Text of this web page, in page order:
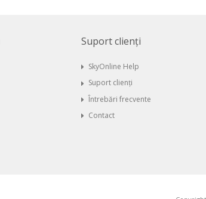
Suport clienți
SkyOnline Help
Suport clienți
Întrebări frecvente
Contact